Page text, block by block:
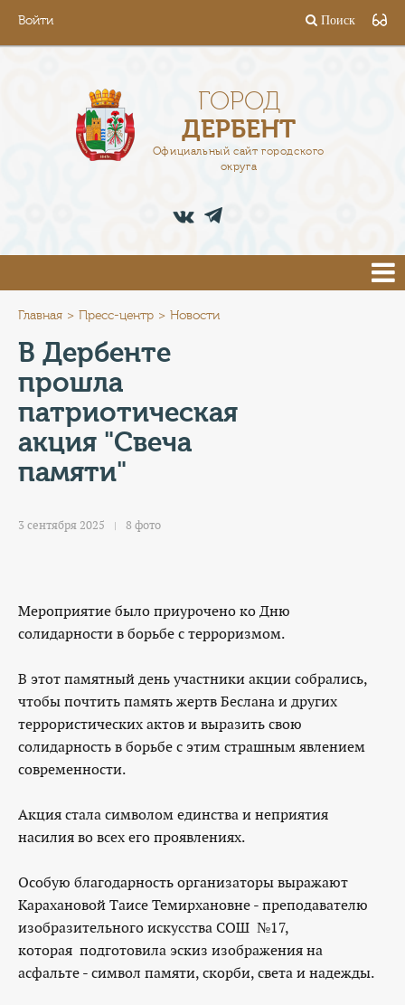
Войти Поиск
ГОРОД
ДЕРБЕНТ
Официальный сайт городского
округа
АДМИНИСТРАЦИЯ
ПРЕСС-ЦЕНТР
ТУРИСТАМ
КОНТАКТЫ
ТАРИФЫ
Главная Пресс-центр Новости
В Дербенте
прошла
патриотическая
акция "Свеча
памяти"
3 сентября 2025 8 фото
Мероприятие было приурочено ко Дню
солидарности в борьбе с терроризмом.
В этот памятный день участники акции собрались,
чтобы почтить память жертв Беслана и других
террористических актов и выразить свою
солидарность в борьбе с этим страшным явлением
современности.
Акция стала символом единства и неприятия
насилия во всех его проявлениях.
Особую благодарность организаторы выражают
Карахановой Таисе Темирхановне - преподавателю
изобразительного искусства СОШ №17,
которая подготовила эскиз изображения на
асфальте - символ памяти, скорби, света и надежды.